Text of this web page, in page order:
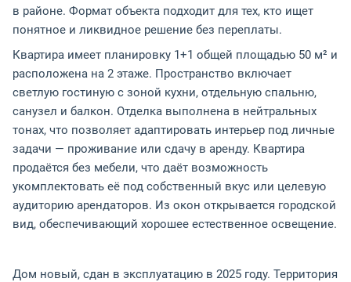
в районе. Формат объекта подходит для тех, кто ищет
понятное и ликвидное решение без переплаты.
Квартира имеет планировку 1+1 общей площадью 50 м² и
расположена на 2 этаже. Пространство включает
светлую гостиную с зоной кухни, отдельную спальню,
санузел и балкон. Отделка выполнена в нейтральных
тонах, что позволяет адаптировать интерьер под личные
задачи — проживание или сдачу в аренду. Квартира
продаётся без мебели, что даёт возможность
укомплектовать её под собственный вкус или целевую
аудиторию арендаторов. Из окон открывается городской
вид, обеспечивающий хорошее естественное освещение.
Дом новый, сдан в эксплуатацию в 2025 году. Территория